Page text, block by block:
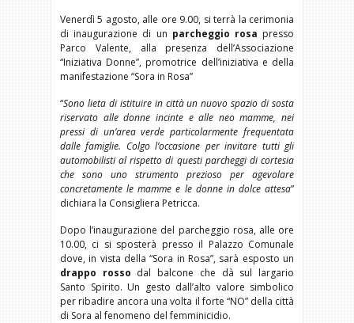
Venerdì 5 agosto, alle ore 9.00, si terrà la cerimonia
di inaugurazione di un parcheggio rosa presso
Parco Valente, alla presenza dell’Associazione
“Iniziativa Donne”, promotrice dell’iniziativa e della
manifestazione “Sora in Rosa”
“Sono lieta di istituire in città un nuovo spazio di sosta
riservato alle donne incinte e alle neo mamme, nei
pressi di un’area verde particolarmente frequentata
dalle famiglie. Colgo l’occasione per invitare tutti gli
automobilisti al rispetto di questi parcheggi di cortesia
che sono uno strumento prezioso per agevolare
concretamente le mamme e le donne in dolce attesa”
dichiara la Consigliera Petricca.
Dopo l’inaugurazione del parcheggio rosa, alle ore
10.00, ci si sposterà presso il Palazzo Comunale
dove, in vista della “Sora in Rosa”, sarà esposto un
drappo rosso dal balcone che dà sul largario
Santo Spirito. Un gesto dall’alto valore simbolico
per ribadire ancora una volta il forte “NO” della città
di Sora al fenomeno del femminicidio.